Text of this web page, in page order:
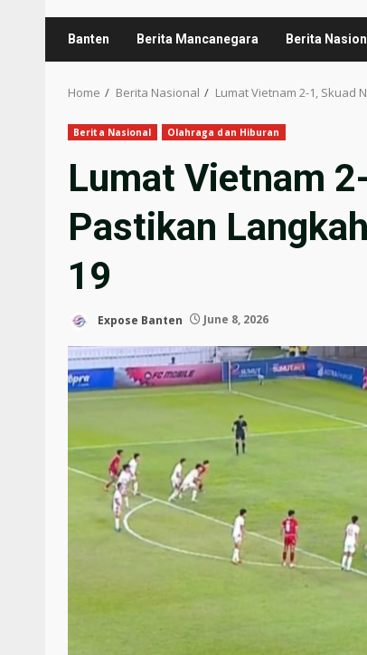
Banten Berita Mancanegara Berita
Home Berita Nasional Lumat Vietnam 2-1, Skuad
Berita Nasional Olahraga dan Hiburan
Lumat Vietnam
Pastikan
19
Expose Banten June 8, 2026